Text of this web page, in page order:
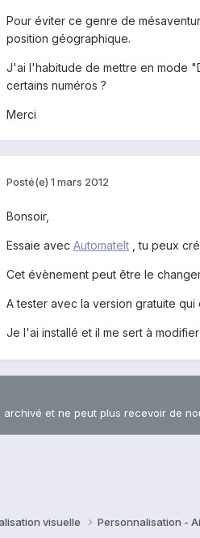
Pour éviter ce genre de
position géographique.
J'ai l'habitude de mettre en mode
certains numéros ?
Merci
Posté(e) 1 mars 2012
Bonsoir,
Essaie avec AutomateIt , tu peux
Cet évènement peut être le
A tester avec la version gratuite
Je l'ai installé et il me sert à
archivé et ne peut plus recevoir de
visuelle Personnalisation -